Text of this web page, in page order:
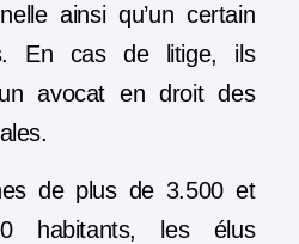
ainsi qu’un certain
En cas de litige, ils
avocat en droit des
de plus de 3.500 et
habitants, les élus